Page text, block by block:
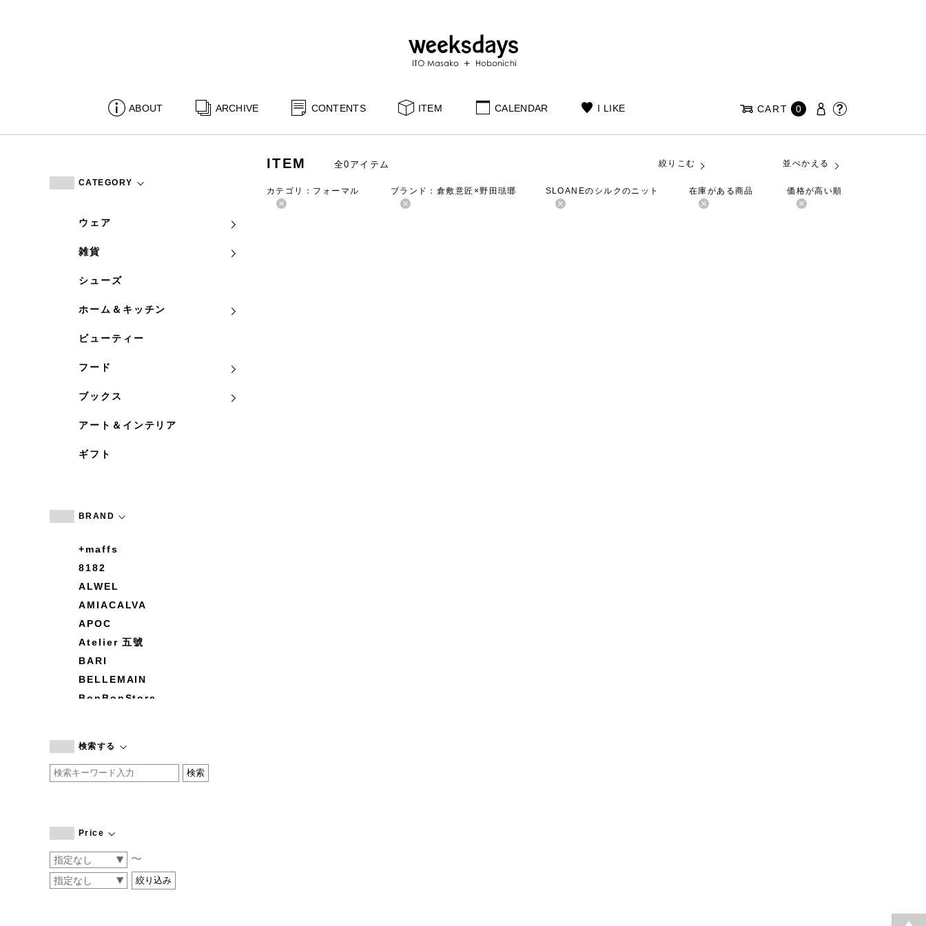
ABOUT ARCHIVE CONTENTS ITEM CALENDAR I LIKE CART 0
CATEGORY
ウェア
雑貨
シューズ
ホーム＆キッチン
ビューティー
フード
ブックス
アート＆インテリア
ギフト
BRAND
+maffs
8182
ALWEL
AMIACALVA
APOC
Atelier 五號
BARI
BELLEMAIN
BonBonStore
by basics
CATWORTH
COGTHEBIGSMOKE
CONVERSE
DEAN & DELUCA
検索する
Price
〜
ITEM 全0アイテム 絞りこむ 並べかえる
カテゴリ：フォーマル ブランド：倉敷意匠×野田琺瑯 SLOANEのシルクのニット 在庫がある商品 価格が高い順